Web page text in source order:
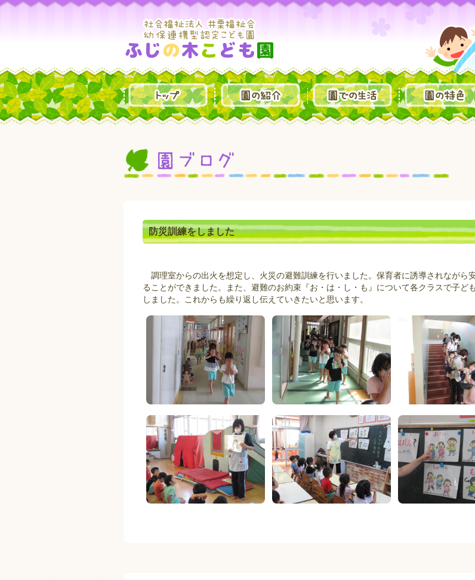
防災訓練をしました
調理室からの出火を想定し、火災の避難訓練を行いました。保育者に誘導されながら
ることができました。また、避難のお約束『お・は・し・も』について各クラスで子ど
しました。これからも繰り返し伝えていきたいと思います。